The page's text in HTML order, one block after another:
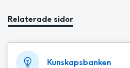
Relaterade sidor
Kunskapsbanken